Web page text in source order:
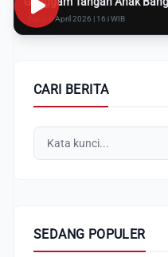
Rabu, 8 April 2026 | 16:i WIB
CARI BERITA
SEDANG POPULER